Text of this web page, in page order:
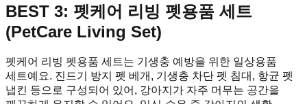
BEST 3: 펫케어 리빙 펫용품 세트
(PetCare Living Set)
펫케어 리빙 펫용품 세트는 기생충 예방을 위한 일상용품
세트예요. 진드기 방지 펫 베개, 기생충 차단 펫 침대, 항균 펫
냅킨 등으로 구성되어 있어, 강아지가 자주 머무는 공간을